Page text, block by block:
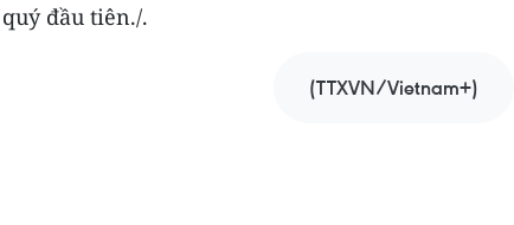
đầu tiên./.
(TTXVN/Vietnam+)